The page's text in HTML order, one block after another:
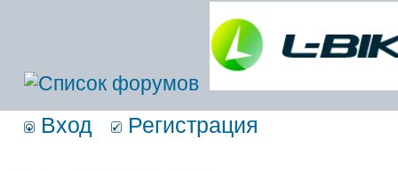
Вход Регистрация